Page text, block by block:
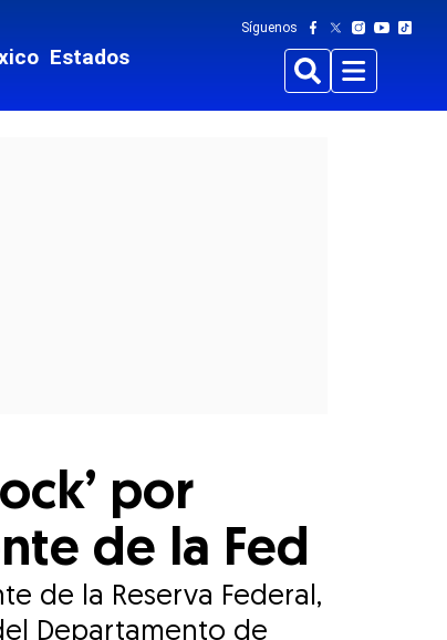
Estados
Síguenos
BuscarMenu
por
de la Fed
de la Reserva Federal,
Departamento de